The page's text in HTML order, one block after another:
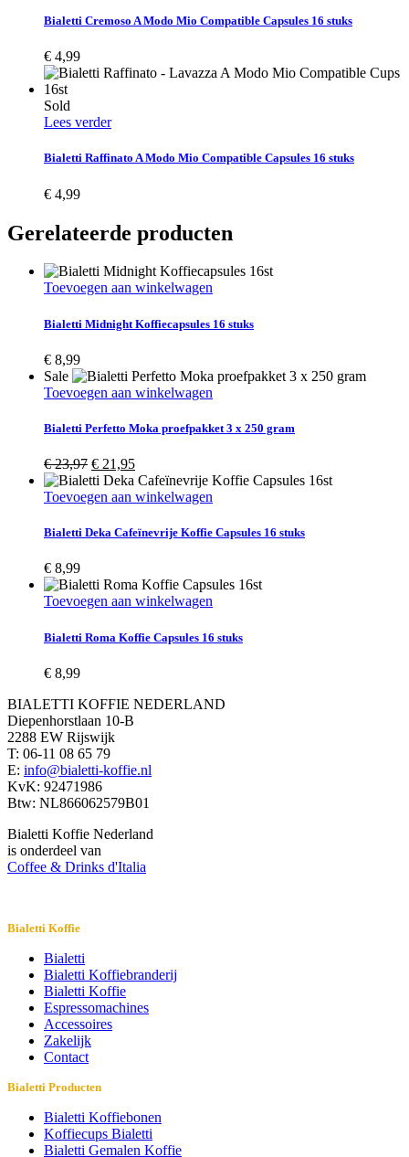
Bialetti Cremoso A Modo Mio Compatible Capsules 16 stuks
€ 4,99
Sold
Lees verder
Bialetti Raffinato A Modo Mio Compatible Capsules 16 stuks
€ 4,99
Gerelateerde producten
Toevoegen aan winkelwagen
Bialetti Midnight Koffiecapsules 16 stuks
€ 8,99
Sale
Toevoegen aan winkelwagen
Bialetti Perfetto Moka proefpakket 3 x 250 gram
€23,97 Oorspronkelijke
prijs
was:
€ 21,95Huidige
prijs
is:
Toevoegen aan winkelwagen
Bialetti Deka Cafeïnevrije Koffie Capsules 16 stuks
€ 8,99
Toevoegen aan winkelwagen
Bialetti Roma Koffie Capsules 16 stuks
€ 8,99
BIALETTI KOFFIE NEDERLAND
Diepenhorstlaan 10-B
2288 EW Rijswijk
T: 06-11 08 65 79
E: info@bialetti-koffie.nl
KvK: 92471986
Btw: NL866062579B01
Bialetti Koffie Nederland
is onderdeel van
Coffee & Drinks d'Italia
Bialetti Koffie
Bialetti
Bialetti Koffiebranderij
Bialetti Koffie
Espressomachines
Accessoires
Zakelijk
Contact
Bialetti Producten
Bialetti Koffiebonen
Koffiecups Bialetti
Bialetti Gemalen Koffie